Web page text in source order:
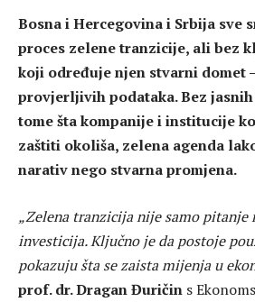
Bosna i Hercegovina i Srbija sve
proces zelene tranzicije, ali bez
koji određuje njen stvarni domet
provjerljivih podataka. Bez
tome šta kompanije i institucije
zaštiti okoliša, zelena agenda
narativ nego stvarna promjena.
„Zelena tranzicija nije samo pitanje
investicija. Ključno je da postoje
pokazuju šta se zaista mijenja u
prof. dr. Dragan Đuričin s